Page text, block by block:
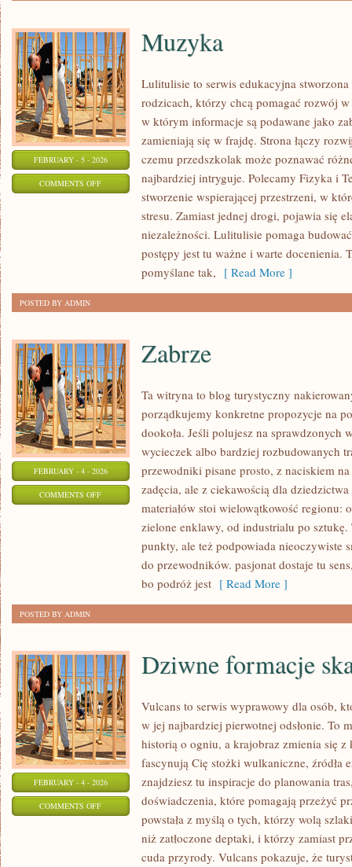
FEBRUARY - 5 - 2026
COMMENTS OFFON
Muzyka
Lulitulisie to serwis edukacyjna
rodzicach, którzy chcą pomagać rozwój
w którym informacje są podawane jako
zamieniają się w frajdę. Strona łączy
czemu przedszkolak może poznawać
najbardziej intryguje. Polecamy Fizyka i
stworzenie wspierającej przestrzeni, w
stresu. Zamiast jednej drogi, pojawia się
niezależności. Lulitulisie pomaga
postępy jest tu ważne i warte docenienia.
pomyślane tak, [ Read More ]
POSTED BY ADMIN
FEBRUARY - 4 - 2026
COMMENTS OFFON
Zabrze
Ta witryna to blog turystyczny
porządkujemy konkretne propozycje na
dookoła. Jeśli polujesz na sprawdzonych
wycieczek albo bardziej rozbudowanych
przewodniki pisane prosto, z naciskiem
zadęcia, ale z ciekawością dla
materiałów stoi wielowątkowość regionu:
zielone enklawy, od industrialu po
punkty, ale też podpowiada nieoczywiste
do przewodników. pasjonat dostaje tu
bo podróż jest [ Read More ]
POSTED BY ADMIN
FEBRUARY - 4 - 2026
COMMENTS OFFON
FORMACJE
Dziwne formacje
Vulcans to serwis wyprawowy dla osób,
w jej najbardziej pierwotnej odsłonie. To
historią o ogniu, a krajobraz zmienia się z
fascynują Cię stożki wulkaniczne, źródła
znajdziesz tu inspiracje do planowania
doświadczenia, które pomagają przeżyć
powstała z myślą o tych, którzy wolą
niż zatłoczone deptaki, i którzy zamiast
cuda przyrody. Vulcans pokazuje, że